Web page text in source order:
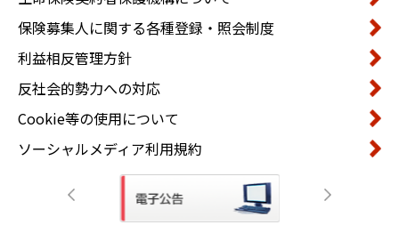
保険募集人に関する各種登録・照会制度
利益相反管理方針
反社会的勢力への対応
Cookie等の使用について
ソーシャルメディア利用規約